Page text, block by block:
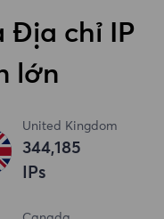
Địa chỉ IP
lớn
United Kingdom
344,186
IPs